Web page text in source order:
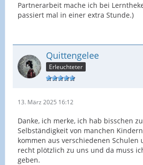
Partnerarbeit mache ich bei
passiert mal in einer extra Stunde.)
Quittengelee
Erleuchteter
13. März 2025 16:12
Danke, ich merke, ich hab bisschen
Selbständigkeit von manchen
kommen aus verschiedenen Schulen
recht plötzlich zu uns und da muss
geben.